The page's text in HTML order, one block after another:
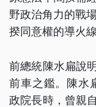
野政治角力的戰
揆同意權的導火線
前總統陳水扁說
前車之鑑。陳水
政院長時，曾親